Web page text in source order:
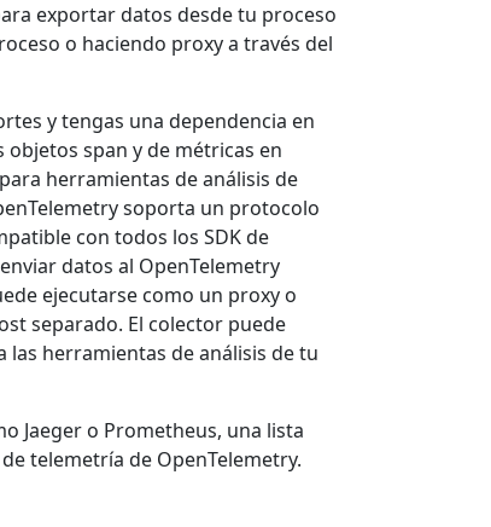
exportar datos desde tu proceso
o haciendo proxy a través del
y tengas una dependencia en
span y de métricas en
herramientas de análisis de
soporta un protocolo
con todos los SDK de
datos al OpenTelemetry
ejecutarse como un proxy o
separado. El colector puede
herramientas de análisis de tu
Jaeger o Prometheus, una lista
telemetría de OpenTelemetry.